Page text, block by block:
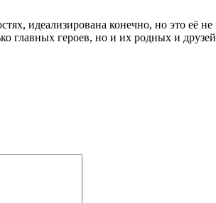
идеализирована конечно, но это её
героев, но и их родных и